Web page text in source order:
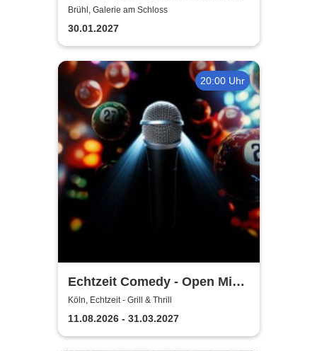
Galerie am Schloss Brühl
Brühl, Galerie am Schloss
30.01.2027
20:00 Uhr
Echtzeit Comedy - Open Mic
& Bingo
Köln, Echtzeit - Grill & Thrill
11.08.2026 - 31.03.2027